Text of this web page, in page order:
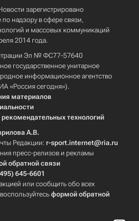
зарегистрировано
надзору в сфере связи,
и массовых коммуникаций
2014 года.
Эл № ФС77-57640
государственное унитарное
информационное агентство
«Россия сегодня»).
материалов
технологий
А.В.
Редакции: r-sport.internet@ria.ru
пресс-релизов и рекламы
обратной связи
645-6601
или сообщить обо всех
формой обратной